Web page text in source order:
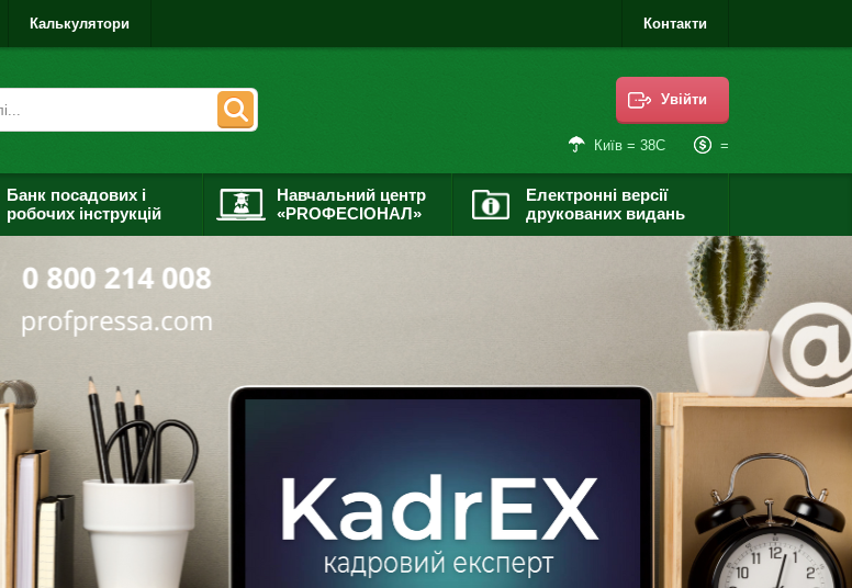
Калькулятори Контакти
Увійти
Київ = 38С =
Банк посадових і
робочих інструкцій
Навчальний центр
«PROФЕСІОНАЛ»
Електронні версії
друкованих видань